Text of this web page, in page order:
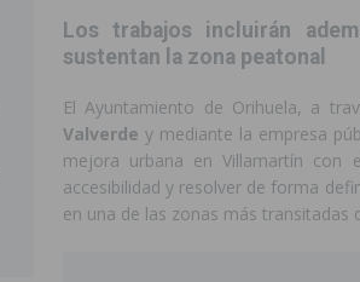
una sesión informativa sobre los recursos
Los trabajos incluirán
sustentan la zona peatonal
El Ayuntamiento de Orihuela, a
Valverde y mediante la empresa
mejora urbana en Villamartín con
accesibilidad y resolver de forma
en una de las zonas más transitadas